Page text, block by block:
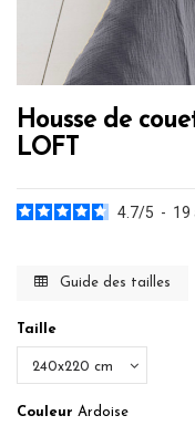
Housse de
LOFT
4.7/5 - 19
Guide des tailles
Taille
Couleur Ardoise